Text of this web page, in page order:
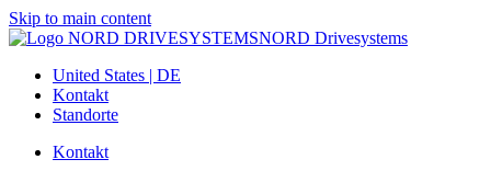
Skip to main content
NORD Drivesystems
United States | DE
Kontakt
Standorte
Kontakt